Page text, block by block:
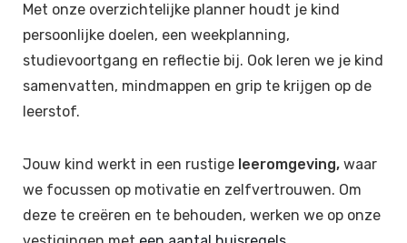
Met onze overzichtelijke planner houdt je kind
persoonlijke doelen, een weekplanning,
studievoortgang en reflectie bij. Ook leren we je kind
samenvatten, mindmappen en grip te krijgen op de
leerstof.
Jouw kind werkt in een rustige leeromgeving, waar
we focussen op motivatie en zelfvertrouwen. Om
deze te creëren en te behouden, werken we op onze